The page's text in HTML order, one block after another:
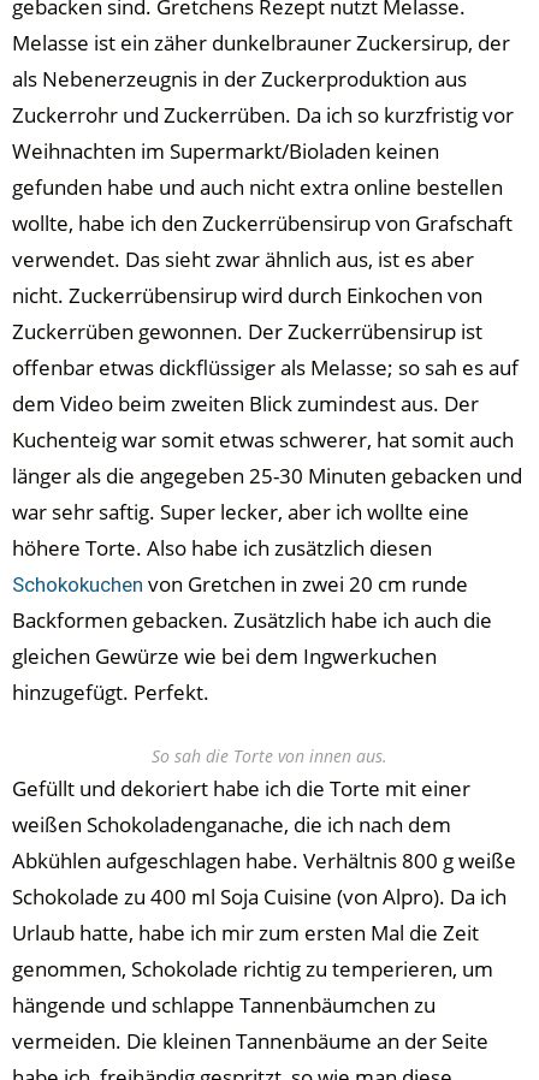
gebacken sind. Gretchens Rezept nutzt Melasse.
Melasse ist ein zäher dunkelbrauner Zuckersirup, der
als Nebenerzeugnis in der Zuckerproduktion aus
Zuckerrohr und Zuckerrüben. Da ich so kurzfristig vor
Weihnachten im Supermarkt/Bioladen keinen
gefunden habe und auch nicht extra online bestellen
wollte, habe ich den Zuckerrübensirup von Grafschaft
verwendet. Das sieht zwar ähnlich aus, ist es aber
nicht. Zuckerrübensirup wird durch Einkochen von
Zuckerrüben gewonnen. Der Zuckerrübensirup ist
offenbar etwas dickflüssiger als Melasse; so sah es auf
dem Video beim zweiten Blick zumindest aus. Der
Kuchenteig war somit etwas schwerer, hat somit auch
länger als die angegeben 25-30 Minuten gebacken und
war sehr saftig. Super lecker, aber ich wollte eine
höhere Torte. Also habe ich zusätzlich diesen
Schokokuchen von Gretchen in zwei 20 cm runde
Backformen gebacken. Zusätzlich habe ich auch die
gleichen Gewürze wie bei dem Ingwerkuchen
hinzugefügt. Perfekt.
So sah die Torte von innen aus.
Gefüllt und dekoriert habe ich die Torte mit einer
weißen Schokoladenganache, die ich nach dem
Abkühlen aufgeschlagen habe. Verhältnis 800 g weiße
Schokolade zu 400 ml Soja Cuisine (von Alpro). Da ich
Urlaub hatte, habe ich mir zum ersten Mal die Zeit
genommen, Schokolade richtig zu temperieren, um
hängende und schlappe Tannenbäumchen zu
vermeiden. Die kleinen Tannenbäume an der Seite